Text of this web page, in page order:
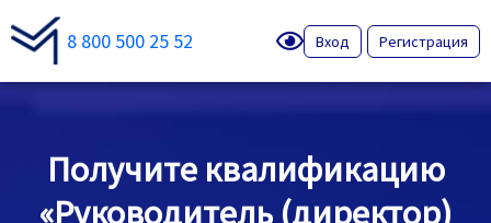
8 800 500 25 52 Вход Регистрация
Получите квалификацию
«Руководитель (директор)